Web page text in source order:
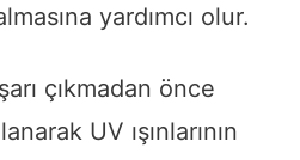
yardımcı olur.
çıkmadan önce
UV ışınlarının